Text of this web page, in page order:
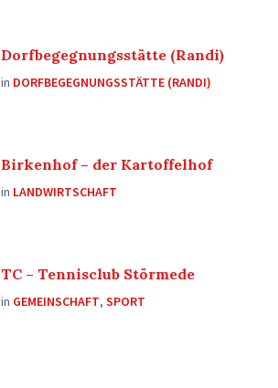
Dorfbegegnungsstätte (Randi)
in DORFBEGEGNUNGSSTÄTTE (RANDI)
Birkenhof – der Kartoffelhof
in LANDWIRTSCHAFT
TC – Tennisclub Störmede
in GEMEINSCHAFT, SPORT